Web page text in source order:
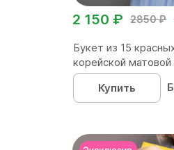
2850 ₽
2 150 ₽
Букет из 15
корейской матовой
Купить